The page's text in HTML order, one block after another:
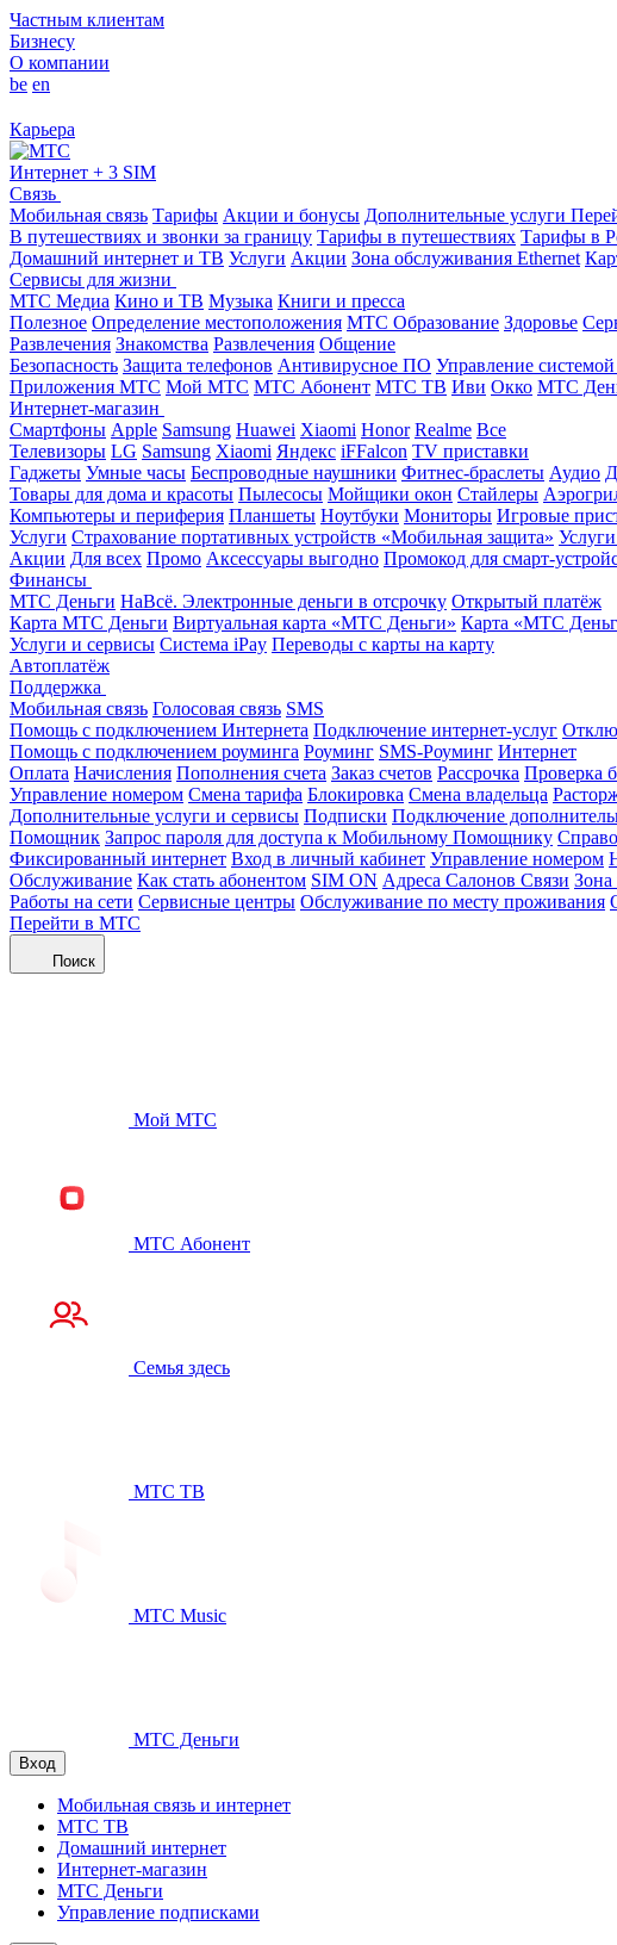
Частным клиентам
Бизнесу
О компании
be en
Карьера
Интернет + 3 SIM
Связь
Мобильная связь Тарифы Акции и бонусы Дополнительные услуги
В путешествиях и звонки за границу Тарифы в путешествиях Тарифы в
Домашний интернет и ТВ Услуги Акции Зона обслуживания Ethernet
Сервисы для жизни
МТС Медиа Кино и ТВ Музыка Книги и пресса
Полезное Определение местоположения МТС Образование Здоровье
Развлечения Знакомства Развлечения Общение
Безопасность Защита телефонов Антивирусное ПО Управление
Приложения МТС Мой МТС МТС Абонент МТС ТВ Иви Окко МТС
Интернет-магазин
Смартфоны Apple Samsung Huawei Xiaomi Honor Realme Все
Телевизоры LG Samsung Xiaomi Яндекс iFFalcon TV приставки
Гаджеты Умные часы Беспроводные наушники Фитнес-браслеты Аудио
Товары для дома и красоты Пылесосы Мойщики окон Стайлеры
Компьютеры и периферия Планшеты Ноутбуки Мониторы Игровые
Услуги Страхование портативных устройств «Мобильная защита»
Акции Для всех Промо Аксессуары выгодно Промокод для смарт-
Финансы
МТС Деньги НаВсё. Электронные деньги в отсрочку Открытый платёж
Карта МТС Деньги Виртуальная карта «МТС Деньги» Карта «МТС
Услуги и сервисы Система iPay Переводы с карты на карту
Автоплатёж
Поддержка
Мобильная связь Голосовая связь SMS
Помощь с подключением Интернета Подключение интернет-услуг
Помощь с подключением роуминга Роуминг SMS-Роуминг Интернет
Оплата Начисления Пополнения счета Заказ счетов Рассрочка Проверка
Управление номером Смена тарифа Блокировка Смена владельца
Дополнительные услуги и сервисы Подписки Подключение
Помощник Запрос пароля для доступа к Мобильному Помощнику
Фиксированный интернет Вход в личный кабинет Управление номером
Обслуживание Как стать абонентом SIM ON Адреса Салонов Связи
Работы на сети Сервисные центры Обслуживание по месту проживания
Перейти в МТС
Поиск
Мой МТС
МТС Абонент
Семья здесь
МТС ТВ
МТС Music
МТС Деньги
Вход
Мобильная связь и интернет
МТС ТВ
Домашний интернет
Интернет-магазин
МТС Деньги
Управление подписками